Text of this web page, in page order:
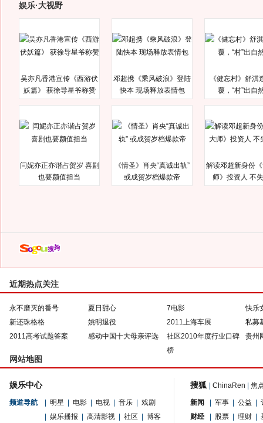
娱乐·大视野
吴亦凡香港宣传《西游伏
妖篇》 获徐导星爷称赞
邓超携《乘风破浪》登陆
快本 现场释放表情包
《健忘村》舒淇
覆，“村”出自
闫妮亦正亦谐占贺岁 喜剧
也要颜值担当
《情圣》肖央“真诚出轨”
或成贺岁档爆款帝
解读邓超新身份
师》投资人 不
近期热点关注
永不磨灭的番号 夏日甜心 7电影
快乐
新还珠格格
姚明退役 2011上海车展
私募
2011高考试题答案
感动中国十大母亲评选
社区2010年度行业口碑
榜
贵州
网站地图
娱乐中心
频道导航 明星 电影 电视 音乐
戏剧
娱乐播报 高清影视 社区 博客
搜狐 ChinaRen 焦
新闻 军事 公益
财经
股票 理财